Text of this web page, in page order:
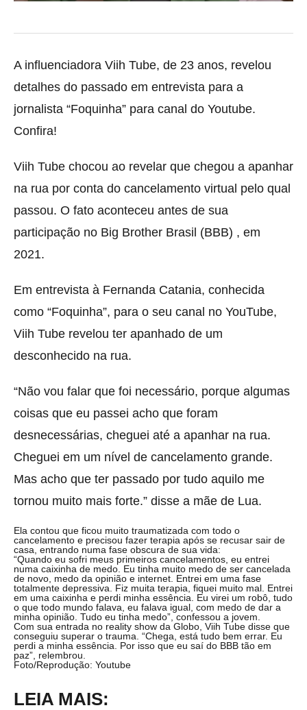
A influenciadora Viih Tube, de 23 anos, revelou
detalhes do passado em entrevista para a
jornalista “Foquinha” para canal do Youtube.
Confira!
Viih Tube chocou ao revelar que chegou a apanhar
na rua por conta do cancelamento virtual pelo qual
passou. O fato aconteceu antes de sua
participação no Big Brother Brasil (BBB) , em
2021.
Em entrevista à Fernanda Catania, conhecida
como “Foquinha”, para o seu canal no YouTube,
Viih Tube revelou ter apanhado de um
desconhecido na rua.
“Não vou falar que foi necessário, porque algumas
coisas que eu passei acho que foram
desnecessárias, cheguei até a apanhar na rua.
Cheguei em um nível de cancelamento grande.
Mas acho que ter passado por tudo aquilo me
tornou muito mais forte.” disse a mãe de Lua.
Ela contou que ficou muito traumatizada com todo o
cancelamento e precisou fazer terapia após se recusar sair de
casa, entrando numa fase obscura de sua vida:
“Quando eu sofri meus primeiros cancelamentos, eu entrei
numa caixinha de medo. Eu tinha muito medo de ser cancelada
de novo, medo da opinião e internet. Entrei em uma fase
totalmente depressiva. Fiz muita terapia, fiquei muito mal. Entrei
em uma caixinha e perdi minha essência. Eu virei um robô, tudo
o que todo mundo falava, eu falava igual, com medo de dar a
minha opinião. Tudo eu tinha medo”, confessou a jovem.
Com sua entrada no reality show da Globo, Viih Tube disse que
conseguiu superar o trauma. “Chega, está tudo bem errar. Eu
perdi a minha essência. Por isso que eu saí do BBB tão em
paz”, relembrou.
Foto/Reprodução: Youtube
LEIA MAIS: